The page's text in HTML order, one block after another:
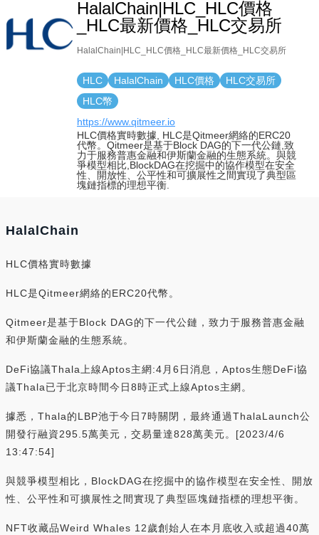
HalalChain|HLC_HLC價格
_HLC最新價格_HLC交易所
HalalChain|HLC_HLC價格_HLC最新價格_HLC交易所
HLC HalalChain HLC價格
HLC交易所
HLC幣
https://www.qitmeer.io
HLC價格實時數據, HLC是Qitmeer網絡的ERC20
代幣。Qitmeer是基于Block DAG的下一代公鏈,致
力于服務普惠金融和伊斯蘭金融的生態系統。與競
爭模型相比,BlockDAG在挖掘中的協作模型在安全
性、開放性、公平性和可擴展性之間實現了典型區
塊鏈指標的理想平衡.
HalalChain
HLC價格實時數據
HLC是Qitmeer網絡的ERC20代幣。
Qitmeer是基于Block DAG的下一代公鏈，致力于服務普惠金融
和伊斯蘭金融的生態系統。
DeFi協議Thala上線Aptos主網:4月6日消息，Aptos生態DeFi協
議Thala已于北京時間今日8時正式上線Aptos主網。
據悉，Thala的LBP池于今日7時關閉，最終通過ThalaLaunch公
開發行融資295.5萬美元，交易量達828萬美元。[2023/4/6
13:47:54]
與競爭模型相比，BlockDAG在挖掘中的協作模型在安全性、開放
性、公平性和可擴展性之間實現了典型區塊鏈指標的理想平衡。
NFT收藏品Weird Whales 12歲創始人在本月底收入或超過40萬